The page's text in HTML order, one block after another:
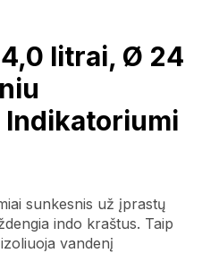
litrai, Ø 24
sunkesnis už įprastų
indo kraštus. Taip
vandenį